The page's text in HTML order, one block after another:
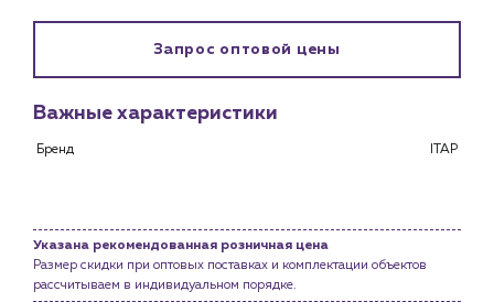
Монтажным бригадам
Предприятиям и юр.лицам
История компании
Доставка
Портфолио
Запрос оптовой цены
Важные характеристики
Бренд ITAP
Указана рекомендованная розничная цена
Размер скидки при оптовых поставках и комплектации объектов
рассчитываем в индивидуальном порядке.